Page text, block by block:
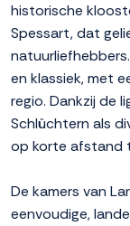
historische
Spessart, dat
en klassiek, met
regio. Dankzij de
Schlüchtern als
op korte afstand
De kamers van
eenvoudige,